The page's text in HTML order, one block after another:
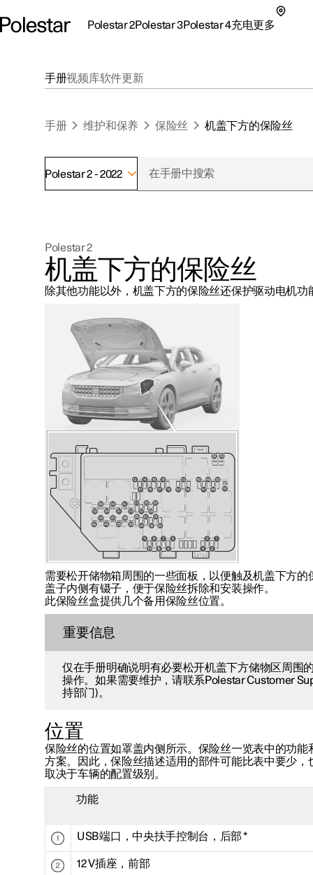
Polestar 2Polestar 3Polestar 4充电更多
联系我们
极星官方二手车
探索Polestar 3
联系我们
公共充电
家庭充电
车主服务
新闻
注册新闻
（在新窗
手册视频库软件更新
手册 维护和保养 保险丝 机盖下方的保险丝
Polestar 2 - 2022
Polestar 2
机盖下方的保险丝
除其他功能以外，机盖下方的保险丝还保护驱动电机功
需要松开储物箱周围的一些面板，以便触及机盖下方的
盖子内侧有镊子，便于保险丝拆除和安装操作。
此保险丝盒提供几个备用保险丝位置。
重要信息
仅在手册明确说明有必要松开机盖下方储物区周围
操作。如果需要维护，请联系Polestar Customer
持部门)。
位置
保险丝的位置如罩盖内侧所示。保险丝一览表中的功能
方案。因此，保险丝描述适用的部件可能比表中要少，
取决于车辆的配置级别。
功能
USB端口，中央扶手控制台，后部*
12 V插座，前部